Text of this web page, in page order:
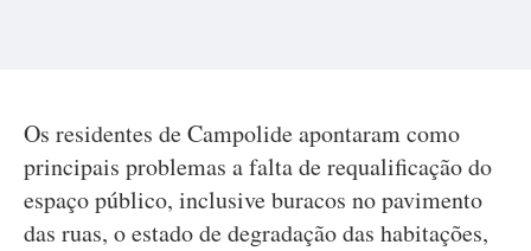
Os residentes de Campolide apontaram como
principais problemas a falta de requalificação do
espaço público, inclusive buracos no pavimento
das ruas, o estado de degradação das habitações,